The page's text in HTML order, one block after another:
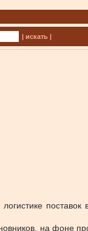
| искать |
на фоне